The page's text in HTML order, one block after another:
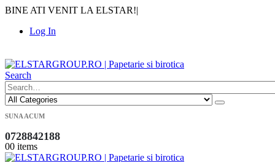
BINE ATI VENIT LA ELSTAR!|
Log In
Search
SUNA ACUM
0728842188
00 items